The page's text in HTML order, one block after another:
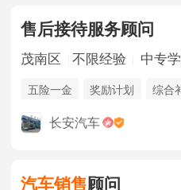
售后接待服务顾问
茂南区 不限经验 中专
五险一金 奖励计划 综合
长安汽车
汽车销售顾问